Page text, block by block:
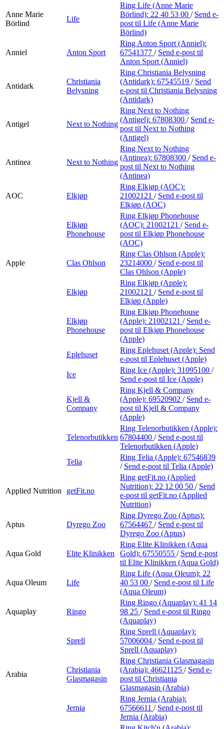
Anne Marie
Börlind
Life
Ring Life (Anne Marie
Börlind): 22 40 53 00 / Send e-
post til Life (Anne Marie
Börlind)
Anniel Anton Sport
Ring Anton Sport (Anniel):
67541377 / Send e-post til
Anton Sport (Anniel)
Antidark
Christiania
Belysning
Ring Christiania Belysning
(Antidark): 67545519 / Send
e-post til Christiania Belysning
(Antidark)
Antigel Next to Nothing
Ring Next to Nothing
(Antigel): 67808300 / Send e-
post til Next to Nothing
(Antigel)
Antinea Next to Nothing
Ring Next to Nothing
(Antinea): 67808300 / Send e-
post til Next to Nothing
(Antinea)
AOC Elkjøp
Ring Elkjøp (AOC):
21002121 / Send e-post til
Elkjøp (AOC)
Elkjøp
Phonehouse
Ring Elkjøp Phonehouse
(AOC): 21002121 / Send e-
post til Elkjøp Phonehouse
(AOC)
Apple Clas Ohlson
Ring Clas Ohlson (Apple):
23214000 / Send e-post til
Clas Ohlson (Apple)
Elkjøp
Ring Elkjøp (Apple):
21002121 / Send e-post til
Elkjøp (Apple)
Elkjøp
Phonehouse
Ring Elkjøp Phonehouse
(Apple): 21002121 / Send e-
post til Elkjøp Phonehouse
(Apple)
Eplehuset
Ring Eplehuset (Apple): Send
e-post til Eplehuset (Apple)
Ice
Ring Ice (Apple): 31095100 /
Send e-post til Ice (Apple)
Kjell &
Company
Ring Kjell & Company
(Apple): 69520902 / Send e-
post til Kjell & Company
(Apple)
Telenorbutikken
Ring Telenorbutikken (Apple):
67804400 / Send e-post til
Telenorbutikken (Apple)
Telia
Ring Telia (Apple): 67546839
/ Send e-post til Telia (Apple)
Applied Nutrition getFit.no
Ring getFit.no (Applied
Nutrition): 22 12 00 50 / Send
e-post til getFit.no (Applied
Nutrition)
Aptus Dyrego Zoo
Ring Dyrego Zoo (Aptus):
67564467 / Send e-post til
Dyrego Zoo (Aptus)
Aqua Gold Elite Klinikken
Ring Elite Klinikken (Aqua
Gold): 67550555 / Send e-post
til Elite Klinikken (Aqua Gold)
Aqua Oleum Life
Ring Life (Aqua Oleum): 22
40 53 00 / Send e-post til Life
(Aqua Oleum)
Aquaplay Ringo
Ring Ringo (Aquaplay): 41 14
98 25 / Send e-post til Ringo
(Aquaplay)
Sprell
Ring Sprell (Aquaplay):
57006004 / Send e-post til
Sprell (Aquaplay)
Arabia
Christiania
Glasmagasin
Ring Christiania Glasmagasin
(Arabia): 46621125 / Send e-
post til Christiania
Glasmagasin (Arabia)
Jernia
Ring Jernia (Arabia):
67566611 / Send e-post til
Jernia (Arabia)